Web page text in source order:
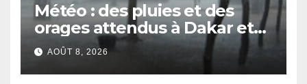
Météo : des pluies et des
orages attendus à Dakar et
dans plusieurs localités ce
samedi
AOÛT 8, 2026